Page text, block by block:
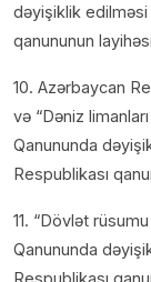
dəyişiklik edilməsi
qanununun
10. Azərbaycan
və “Dəniz
Qanununda
Respublikası
11. “Dövlət
Qanununda
Respublikası